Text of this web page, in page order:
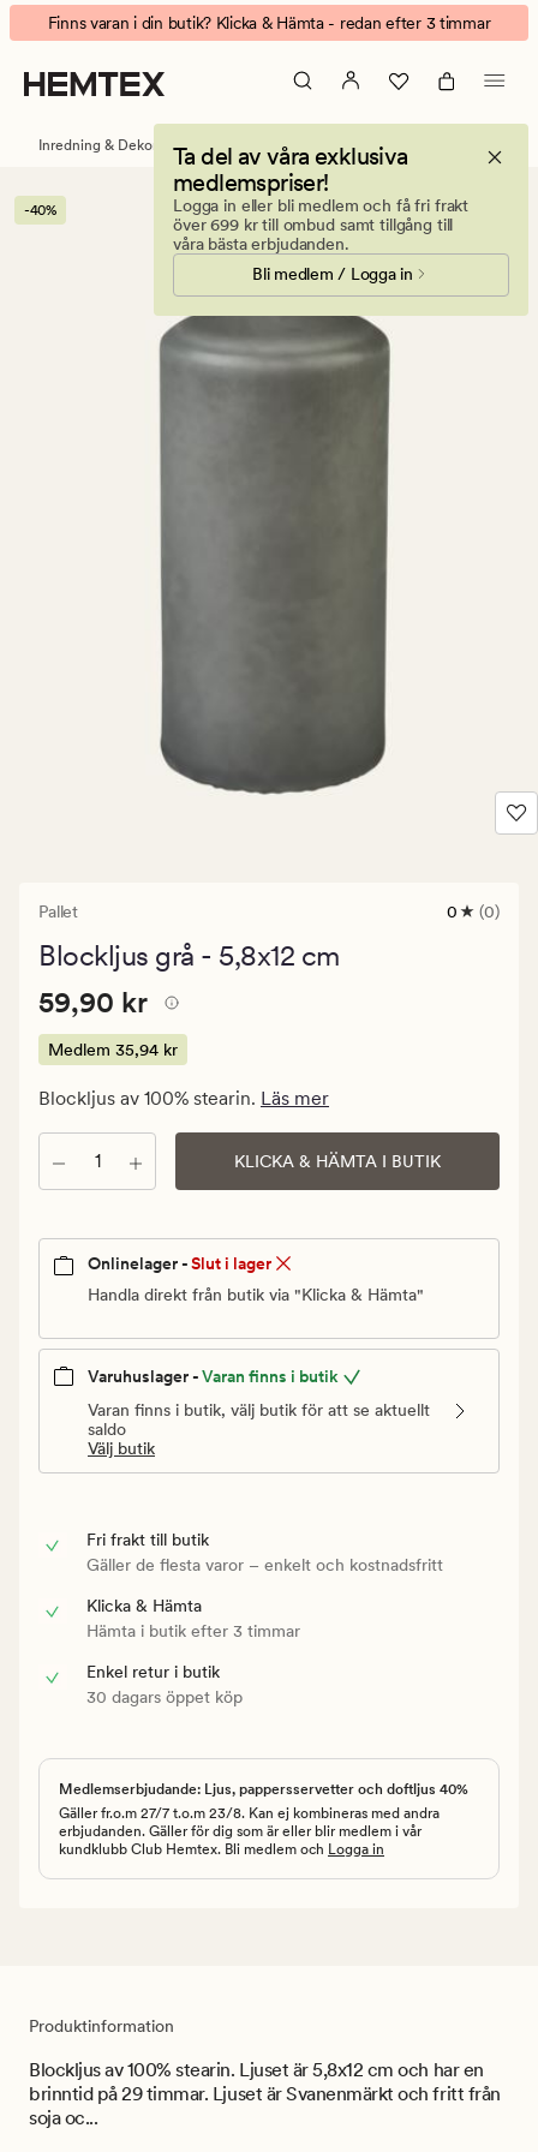
Pallet
blockljus
grå
Animerad
banner.
Klicka
på
att
pausa.
Finns varan i din butik? Klicka & Hämta - redan efter 3 timmar
Ta del av våra exklusiva
medlemspriser!
Logga in eller bli medlem och få fri frakt
över 699 kr till ombud samt tillgång till
våra bästa erbjudanden.
Bli medlem / Logga in
Inredning & Dekorationer Ljus & doftljus Blockljus
-40%
Pallet
0
0 (0)
Blockljus grå - 5,8x12 cm
Pris
59,90
kr.
35,94
kr
Pris 59,90 kr
59,90 kr
Medlem 35,94 kr
Blockljus av 100% stearin. Läs mer
Antal KLICKA & HÄMTA I BUTIK
Onlinelager -Slut i lager
Handla direkt från butik via "Klicka & Hämta"
Varuhuslager -Varan finns i butik
Varan finns i butik, välj butik för att se aktuellt
saldo
Välj butik
Fri frakt till butik
Gäller de flesta varor – enkelt och kostnadsfritt
Klicka & Hämta
Hämta i butik efter 3 timmar
Enkel retur i butik
30 dagars öppet köp
Medlemserbjudande: Ljus, pappersservetter och doftljus 40%
Gäller fr.o.m 27/7 t.o.m 23/8. Kan ej kombineras med andra
erbjudanden. Gäller för dig som är eller blir medlem i vår
kundklubb Club Hemtex. Bli medlem och Logga in
Produktinformation
Blockljus av 100% stearin. Ljuset är 5,8x12 cm och har en
brinntid på 29 timmar. Ljuset är Svanenmärkt och fritt från
soja oc...